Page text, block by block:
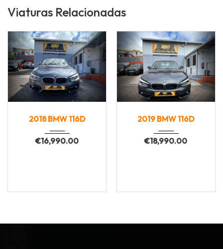
Viaturas Relacionadas
138000
2018 BMW 116D
€16,990.00
87900
2019 BMW 116D
€18,990.00